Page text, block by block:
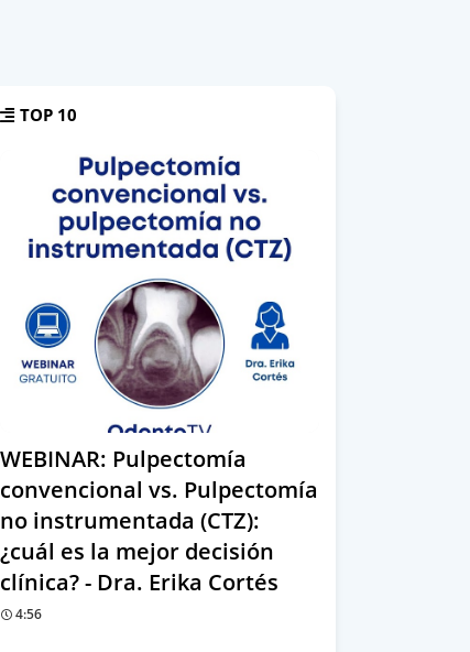
TOP 10
WEBINAR: Pulpectomía
convencional vs. Pulpectomía
no instrumentada (CTZ):
¿cuál es la mejor decisión
clínica? - Dra. Erika Cortés
4:56